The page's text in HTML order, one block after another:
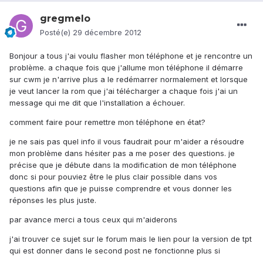
gregmelo
Posté(e) 29 décembre 2012
Bonjour a tous j'ai voulu flasher mon téléphone et je rencontre un
problème. a chaque fois que j'allume mon téléphone il démarre
sur cwm je n'arrive plus a le redémarrer normalement et lorsque
je veut lancer la rom que j'ai télécharger a chaque fois j'ai un
message qui me dit que l'installation a échouer.
comment faire pour remettre mon téléphone en état?
je ne sais pas quel info il vous faudrait pour m'aider a résoudre
mon problème dans hésiter pas a me poser des questions. je
précise que je débute dans la modification de mon téléphone
donc si pour pouviez être le plus clair possible dans vos
questions afin que je puisse comprendre et vous donner les
réponses les plus juste.
par avance merci a tous ceux qui m'aiderons
j'ai trouver ce sujet sur le forum mais le lien pour la version de tpt
qui est donner dans le second post ne fonctionne plus si